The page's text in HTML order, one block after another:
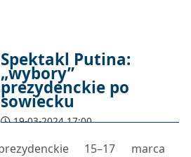
Spektakl Putina:
„wybory”
prezydenckie po
sowiecku
19-03-2024 17:00
15–17 marca